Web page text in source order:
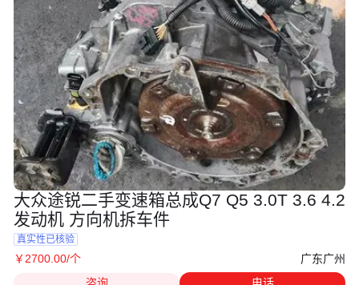
大众途锐二手变速箱总成Q7 Q5 3.0T 3.6 4.2
发动机 方向机拆车件
真实性已核验
￥ 2700 .00/个
广东广州
咨询
电话